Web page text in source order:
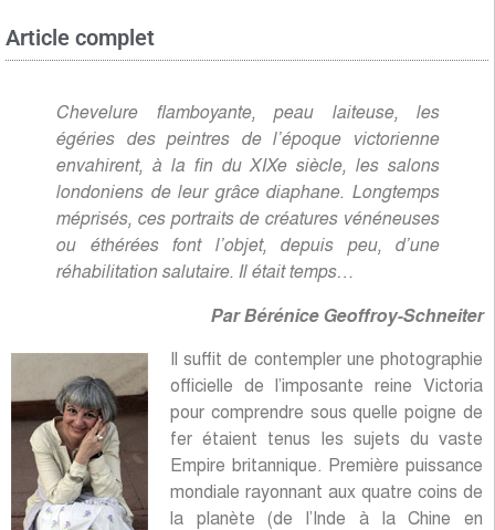
Article complet
Chevelure flamboyante, peau laiteuse, les
égéries des peintres de l’époque victorienne
envahirent, à la fin du XIXe siècle, les salons
londoniens de leur grâce diaphane. Longtemps
méprisés, ces portraits de créatures vénéneuses
ou éthérées font l’objet, depuis peu, d’une
réhabilitation salutaire. Il était temps…
Par Bérénice Geoffroy-Schneiter
Il suffit de contempler une photographie
officielle de l’imposante reine Victoria
pour comprendre sous quelle poigne de
fer étaient tenus les sujets du vaste
Empire britannique. Première puissance
mondiale rayonnant aux quatre coins de
la planète (de l’Inde à la Chine en